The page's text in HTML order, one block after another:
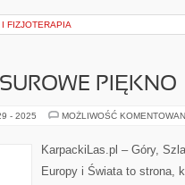
FIZJOTERAPIA
PIĘKNO
- 2025 MOŻLIWOŚĆ
KarpackiLas.pl – Góry,
Europy i Świata to strona,